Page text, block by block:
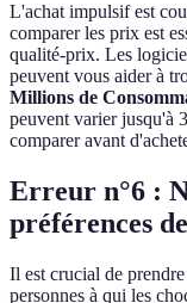
L'achat impulsif est
comparer les prix est
qualité-prix. Les
peuvent vous aider à
Millions de
peuvent varier jusqu'à
comparer avant
Erreur n°6 :
préférences
Il est crucial de
personnes à qui les